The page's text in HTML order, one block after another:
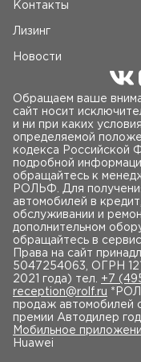
Контакты
Лизинг
Новости
Обращаем ваше
сайт носит
и ни при каких
определяемой
кодекса Российской
подробной
обращайтесь к
РОЛЬФ. Для
автомобилей в
обслуживании и
дополнительном
обращайтесь в
Права на сайт
5047254063, ОГРН
2021 года) тел. +7
reception@rolf.ru
продаж автомобилей
премии Автодилер
Мобильное
Huawei